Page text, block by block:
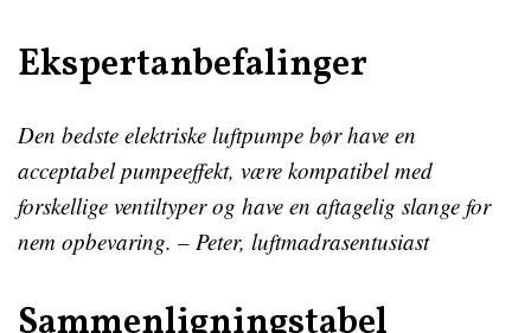
Ekspertanbefalinger
Den bedste elektriske luftpumpe bør have en
acceptabel pumpeeffekt, være kompatibel med
forskellige ventiltyper og have en aftagelig slange for
nem opbevaring. – Peter, luftmadrasentusiast